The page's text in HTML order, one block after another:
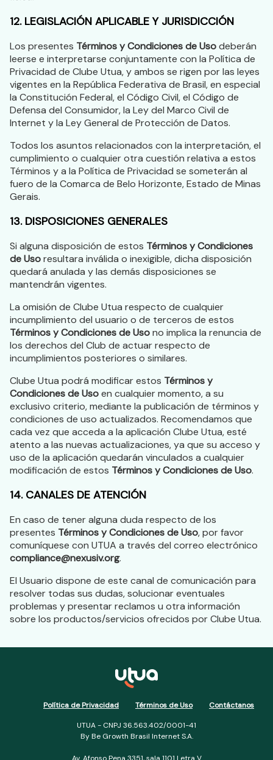
12. LEGISLACIÓN APLICABLE Y JURISDICCIÓN
Los presentes Términos y Condiciones de Usodeberán
leerse e interpretarse conjuntamente con la Política de
Privacidad de Clube Utua, y ambos se rigen por las leyes
vigentes en la República Federativa de Brasil, en especial
la Constitución Federal, el Código Civil, el Código de
Defensa del Consumidor, la Ley del Marco Civil de
Internet y la Ley General de Protección de Datos.
Todos los asuntos relacionados con la interpretación, el
cumplimiento o cualquier otra cuestión relativa a estos
Términos y a la Política de Privacidad se someterán al
fuero de la Comarca de Belo Horizonte, Estado de Minas
Gerais.
13. DISPOSICIONES GENERALES
Si alguna disposición de estos Términos y Condiciones
de Usoresultara inválida o inexigible, dicha disposición
quedará anulada y las demás disposiciones se
mantendrán vigentes.
La omisión de Clube Utua respecto de cualquier
incumplimiento del usuario o de terceros de estos
Términos y Condiciones de Usono implica la renuncia de
los derechos del Club de actuar respecto de
incumplimientos posteriores o similares.
Clube Utua podrá modificar estos Términos y
Condiciones de Usoen cualquier momento, a su
exclusivo criterio, mediante la publicación de términos y
condiciones de uso actualizados. Recomendamos que
cada vez que acceda a la aplicación Clube Utua, esté
atento a las nuevas actualizaciones, ya que su acceso y
uso de la aplicación quedarán vinculados a cualquier
modificación de estos Términos y Condiciones de Uso.
14. CANALES DE ATENCIÓN
En caso de tener alguna duda respecto de los
presentes Términos y Condiciones de Uso, por favor
comuníquese con UTUA a través del correo electrónico
compliance@nexusiv.org.
El Usuario dispone de este canal de comunicación para
resolver todas sus dudas, solucionar eventuales
problemas y presentar reclamos u otra información
sobre los productos/servicios ofrecidos por Clube Utua.
Política de Privacidad Términos de Uso Contáctanos
UTUA - CNPJ 36.563.402/0001-41
By Be Growth Brasil Internet S.A.
Av. Afonso Pena 3351, sala 1101 Letra V